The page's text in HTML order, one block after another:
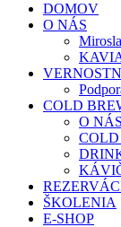
DOMOV
O NÁS
COLD
O NÁS
ŠKOLENIA
E-SHOP